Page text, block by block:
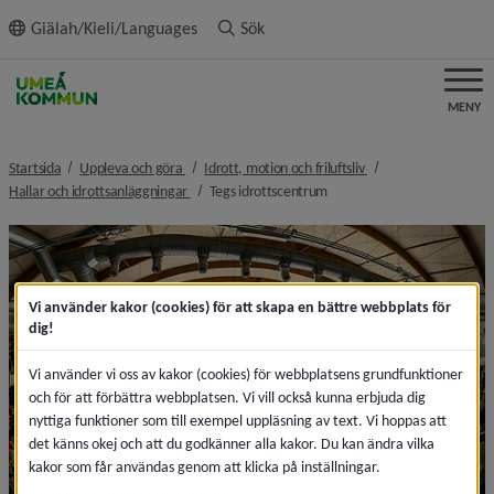
innehållet
Giälah/Kieli/Languages Sök
MENY
Startsida Uppleva och göra nivå i brödsmulenavigeringen
Idrott, motion och friluftsliv nivå i
Hallar och idrottsanläggningar nivå i brödsmulenavigeringen
Tegs idrottscentrumnivå i
Vi använder kakor (cookies) för att skapa en bättre webbplats för
dig!
Vi använder vi oss av kakor (cookies) för webbplatsens grundfunktioner
och för att förbättra webbplatsen. Vi vill också kunna erbjuda dig
nyttiga funktioner som till exempel uppläsning av text. Vi hoppas att
det känns okej och att du godkänner alla kakor. Du kan ändra vilka
kakor som får användas genom att klicka på inställningar.